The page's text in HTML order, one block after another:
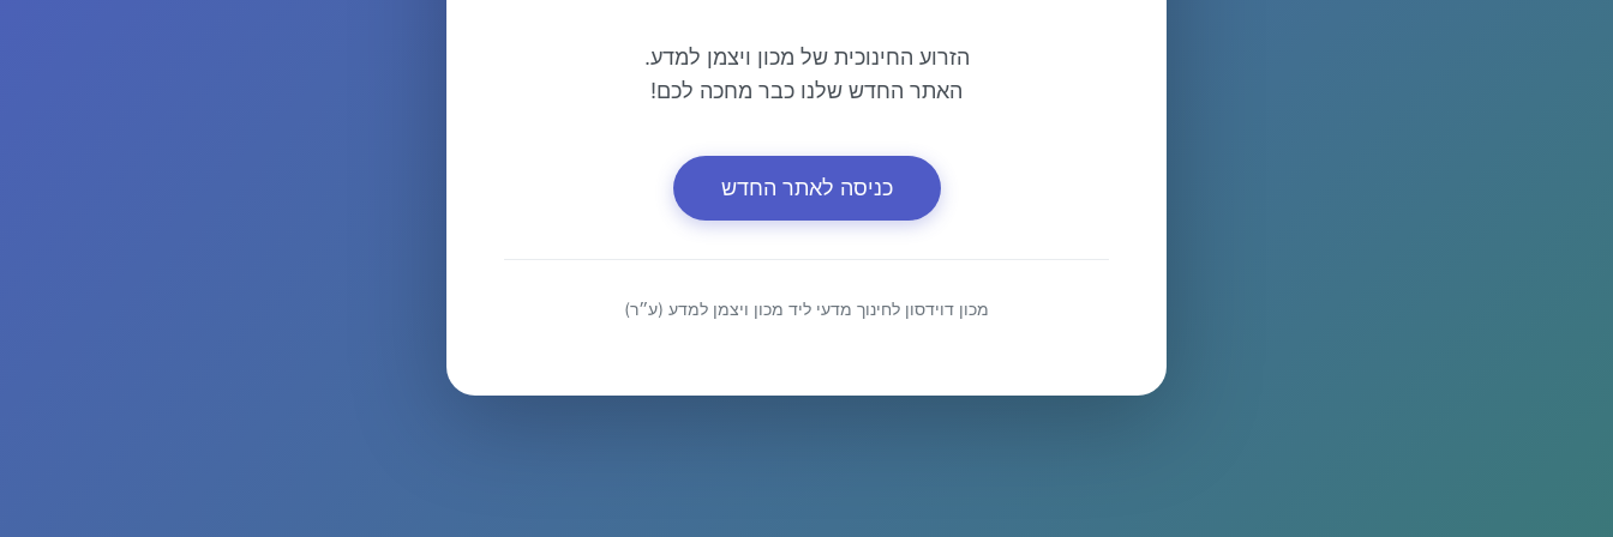
הזרוע החינוכית של מכון ויצמן למדע.
האתר החדש שלנו כבר מחכה לכם!
כניסה לאתר החדש
מכון דוידסון לחינוך מדעי ליד מכון ויצמן למדע (ע״ר)